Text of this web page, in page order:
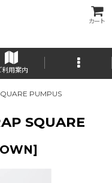
カート
利用案内
PUMPUS
SQUARE
]